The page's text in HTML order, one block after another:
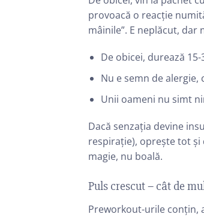
provoacă o reacție
mâinile”. E neplăcut,
De obicei, durează
Nu e semn de
Unii oameni nu simt
Dacă senzația devine
respirație), oprește tot și
magie, nu boală.
Puls crescut – cât de
Preworkout-urile conțin,